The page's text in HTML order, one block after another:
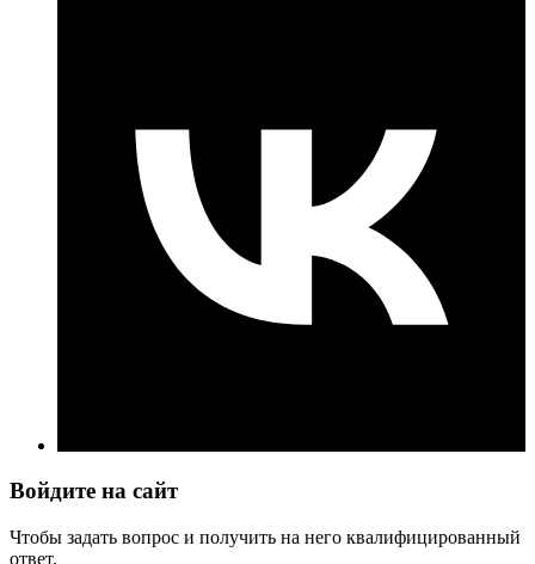
Войдите на сайт
Чтобы задать вопрос и получить на него квалифицированный
ответ.